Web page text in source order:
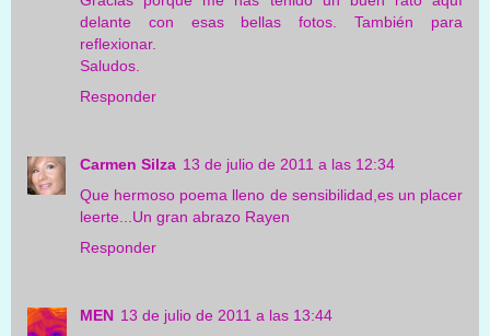
delante con esas bellas fotos. También para
reflexionar.
Saludos.
Responder
Carmen Silza 13 de julio de 2011 a las 12:34
Que hermoso poema lleno de sensibilidad,es un placer
leerte...Un gran abrazo Rayen
Responder
MEN 13 de julio de 2011 a las 13:44